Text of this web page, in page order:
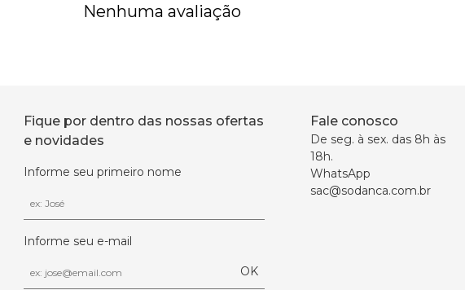
Nenhuma avaliação
Fique por dentro das nossas ofertas
e novidades
Informe seu primeiro nome
Informe seu e-mail
OK
Fale conosco
De seg. à sex. das 8h às
18h.
WhatsApp
sac@sodanca.com.br